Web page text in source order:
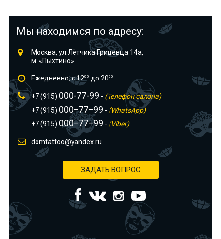
Мы находимся по адресу:
Москва, ул.Лётчика Грицевца 14а,
м. «Пыхтино»
Ежедневно, с 1200 до 2000
+7 (915) 000-77-99 - (Телефон салона)
+7 (915) 000−77−99 - (WhatsApp)
+7 (915) 000−77−99 - (Viber)
domtattoo@yandex.ru
ЗАДАТЬ ВОПРОС